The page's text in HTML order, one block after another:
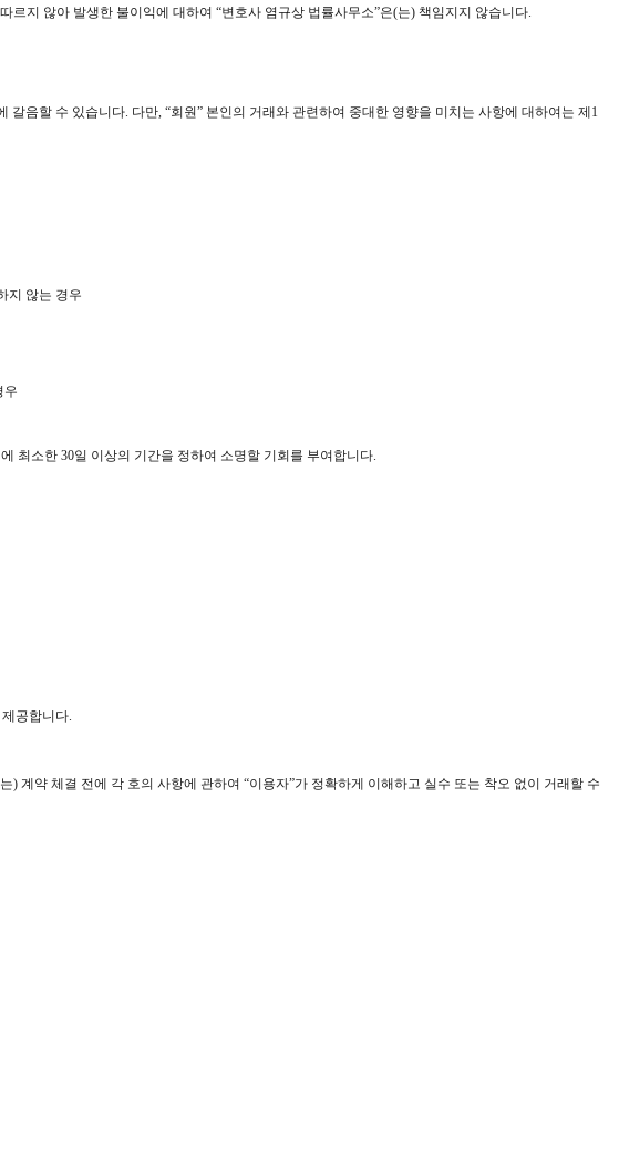
지 않아 발생한 불이익에 대하여 “변호사 염규상 법률사무소”은(는) 책임지지 않습니다.
음할 수 있습니다. 다만, “회원” 본인의 거래와 관련하여 중대한 영향을 미치는 사항에 대하여는 제1
지 않는 경우
우
최소한 30일 이상의 기간을 정하여 소명할 기회를 부여합니다.
공합니다.
계약 체결 전에 각 호의 사항에 관하여 “이용자”가 정확하게 이해하고 실수 또는 착오 없이 거래할 수